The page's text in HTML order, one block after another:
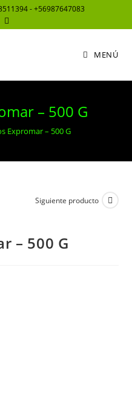
- +56987647083
MENÚ
– 500 G
Expromar – 500 G
Siguiente producto
– 500 G